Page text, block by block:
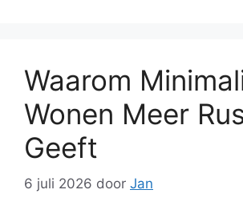
Waarom
Wonen Meer
Geeft
6 juli 2026 door Jan